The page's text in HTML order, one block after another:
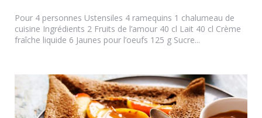
Pour 4 personnes Ustensiles 4 ramequins 1 chalumeau de
cuisine Ingrédients 2 Fruits de l’amour 40 cl Lait 40 cl Crème
fraîche liquide 6 Jaunes pour l’oeufs 125 g Sucre...